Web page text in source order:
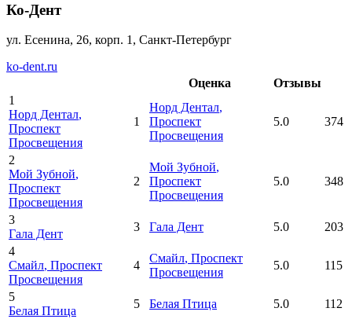
Ко-Дент
ул. Есенина, 26, корп. 1, Санкт-Петербург
ko-dent.ru
Оценка
Отзывы
1
Норд Дентал,
Проспект
Просвещения
1
Норд Дентал,
Проспект
Просвещения
5.0 374
2
Мой Зубной,
Проспект
Просвещения
2
Мой Зубной,
Проспект
Просвещения
5.0 348
3
Гала Дент
3 Гала Дент 5.0
203
4
Смайл, Проспект
Просвещения
4
Смайл, Проспект
Просвещения
5.0 115
5
Белая Птица
5 Белая Птица 5.0
112